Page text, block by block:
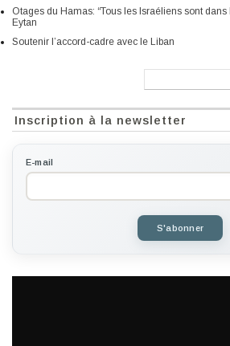
Otages du Hamas: “Tous les Israéliens sont dans
Eytan
Soutenir l’accord-cadre avec le Liban
Inscription à la newsletter
E-mail
S'abonner